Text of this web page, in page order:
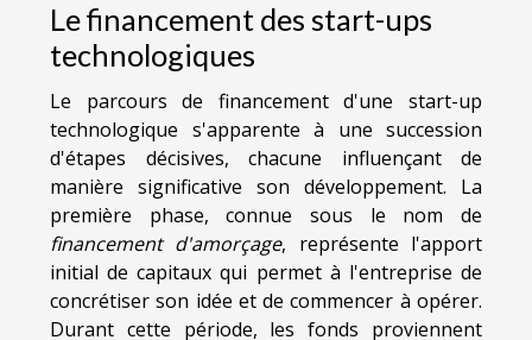
Le financement des start-ups
technologiques
Le parcours de financement d'une start-up
technologique s'apparente à une succession
d'étapes décisives, chacune influençant de
manière significative son développement. La
première phase, connue sous le nom de
financement d'amorçage, représente l'apport
initial de capitaux qui permet à l'entreprise de
concrétiser son idée et de commencer à opérer.
Durant cette période, les fonds proviennent